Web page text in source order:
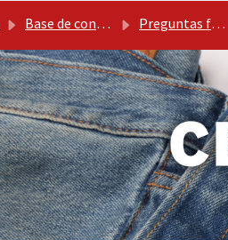
Base de conocimientos Preguntas frecuentes Levis PE